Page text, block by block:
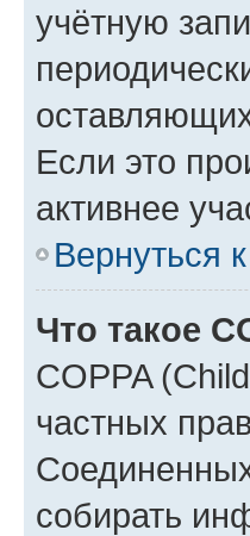
учётную
Если это
активнее
Вернуться
Что такое
COPPA
частных
собирать